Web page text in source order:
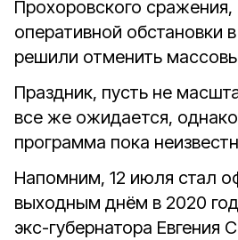
Прохоровского сражения,
оперативной обстановки
решили отменить
Праздник, пусть не
все же ожидается,
программа пока
Напомним, 12 июля стал
выходным днём в 2020
экс-губернатора Евгения